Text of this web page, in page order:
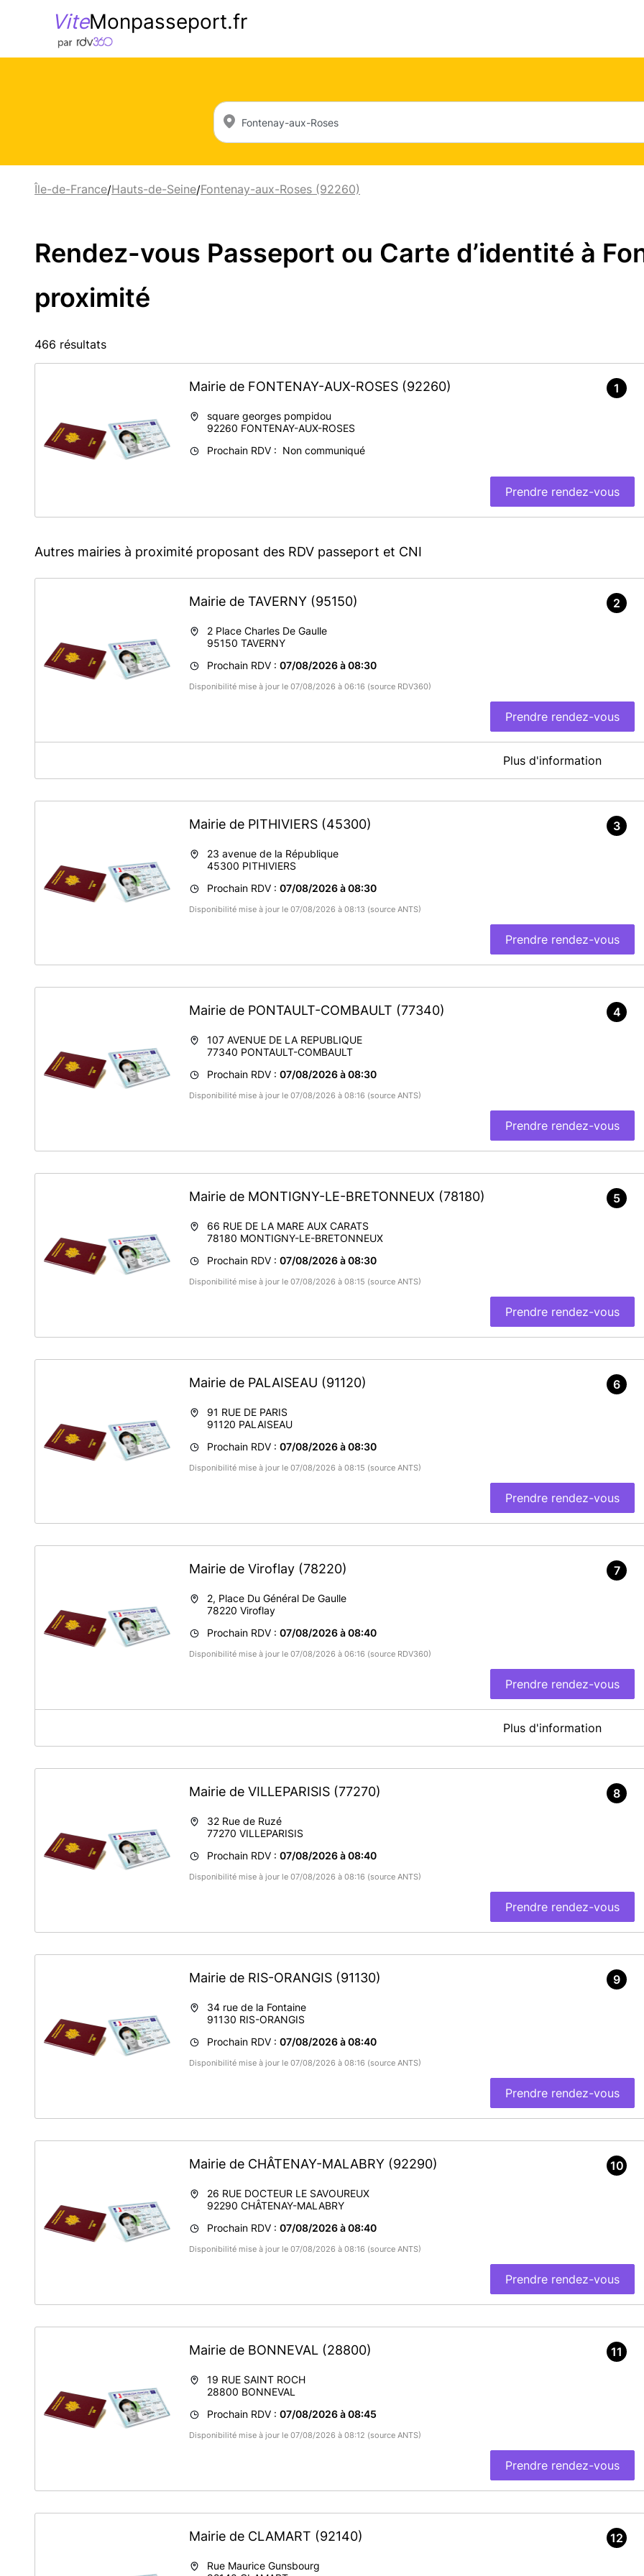
ViteMonpasseport.fr
Île-de-France/Hauts-de-Seine/Fontenay-aux-Roses (92260)
Rendez-vous Passeport ou Carte d’identité à
proximité
466 résultats
Mairie de FONTENAY-AUX-ROSES (92260)
square georges pompidou
92260 FONTENAY-AUX-ROSES
Prochain RDV : Non communiqué
Prendre rendez-vous
1
Autres mairies à proximité proposant des RDV passeport et CNI
Mairie de TAVERNY (95150)
2 Place Charles De Gaulle
95150 TAVERNY
Prochain RDV : 07/08/2026 à 08:30
Disponibilité mise à jour le 07/08/2026 à 06:16 (source RDV360)
Prendre rendez-vous
2
En savoir plus
Plus d'information
Mairie de PITHIVIERS (45300)
23 avenue de la République
45300 PITHIVIERS
Prochain RDV : 07/08/2026 à 08:30
Disponibilité mise à jour le 07/08/2026 à 08:13 (source ANTS)
Prendre rendez-vous
3
Mairie de PONTAULT-COMBAULT (77340)
107 AVENUE DE LA REPUBLIQUE
77340 PONTAULT-COMBAULT
Prochain RDV : 07/08/2026 à 08:30
Disponibilité mise à jour le 07/08/2026 à 08:16 (source ANTS)
Prendre rendez-vous
4
Mairie de MONTIGNY-LE-BRETONNEUX (78180)
66 RUE DE LA MARE AUX CARATS
78180 MONTIGNY-LE-BRETONNEUX
Prochain RDV : 07/08/2026 à 08:30
Disponibilité mise à jour le 07/08/2026 à 08:15 (source ANTS)
Prendre rendez-vous
5
Mairie de PALAISEAU (91120)
91 RUE DE PARIS
91120 PALAISEAU
Prochain RDV : 07/08/2026 à 08:30
Disponibilité mise à jour le 07/08/2026 à 08:15 (source ANTS)
Prendre rendez-vous
6
Mairie de Viroflay (78220)
2, Place Du Général De Gaulle
78220 Viroflay
Prochain RDV : 07/08/2026 à 08:40
Disponibilité mise à jour le 07/08/2026 à 06:16 (source RDV360)
Prendre rendez-vous
7
100 habitants et est dotée d'un cadre naturel privilégié avec 148 hectares de forêt sur son territoire.
Plus d'information
Mairie de VILLEPARISIS (77270)
32 Rue de Ruzé
77270 VILLEPARISIS
Prochain RDV : 07/08/2026 à 08:40
Disponibilité mise à jour le 07/08/2026 à 08:16 (source ANTS)
Prendre rendez-vous
8
Mairie de RIS-ORANGIS (91130)
34 rue de la Fontaine
91130 RIS-ORANGIS
Prochain RDV : 07/08/2026 à 08:40
Disponibilité mise à jour le 07/08/2026 à 08:16 (source ANTS)
Prendre rendez-vous
9
Mairie de CHÂTENAY-MALABRY (92290)
26 RUE DOCTEUR LE SAVOUREUX
92290 CHÂTENAY-MALABRY
Prochain RDV : 07/08/2026 à 08:40
Disponibilité mise à jour le 07/08/2026 à 08:16 (source ANTS)
Prendre rendez-vous
10
Mairie de BONNEVAL (28800)
19 RUE SAINT ROCH
28800 BONNEVAL
Prochain RDV : 07/08/2026 à 08:45
Disponibilité mise à jour le 07/08/2026 à 08:12 (source ANTS)
Prendre rendez-vous
11
Mairie de CLAMART (92140)
Rue Maurice Gunsbourg
12